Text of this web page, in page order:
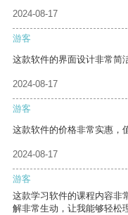
2024-08-17
游客
这款软件的界面设计非常简
2024-08-17
游客
这款软件的价格非常实惠，
2024-08-17
游客
这款学习软件的课程内容非
解非常生动，让我能够轻松